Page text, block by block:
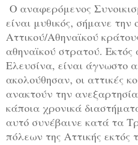
Ο αναφερόμενος
είναι μυθικός, σήμανε την
Αττικού/Αθηναϊκού
αθηναϊκού στρατού. Εκτός
Ελευσίνα, είναι άγνωστο
ακολούθησαν, οι αττικές
ανακτούν την
κάποια χρονικά
αυτό συνέβαινε κατά τα
πόλεων της Αττικής εκτός